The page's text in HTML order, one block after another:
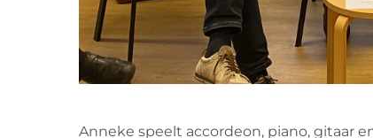
Anneke speelt accordeon, piano, gitaar